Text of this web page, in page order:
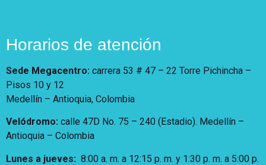
Horarios de atención
Sede Megacentro: carrera 53 # 47 – 22 Torre Pichincha –
Pisos 10 y 12
Medellín – Antioquia, Colombia
Velódromo: calle 47D No. 75 – 240 (Estadio). Medellín –
Antioquia – Colombia
Lunes a jueves: 8:00 a. m. a 12:15 p. m. y 1:30 p. m. a 5:00 p.